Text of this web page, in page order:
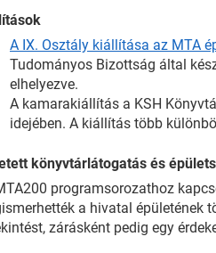
A IX. Osztály kiállítása az MTA
Tudományos Bizottság által
elhelyezve.
A kamarakiállítás a KSH
idejében. A kiállítás több
könyvtárlátogatás és
programsorozathoz
a hivatal épületének
zárásként pedig egy